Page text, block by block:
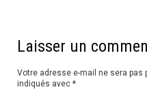
Laisser un
Votre adresse e-mail ne sera pas
indiqués avec *